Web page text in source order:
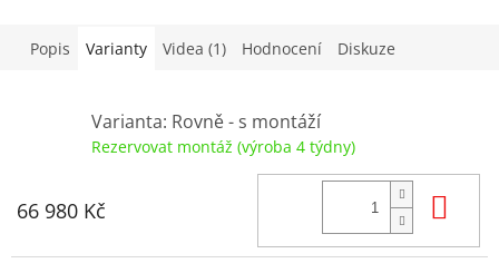
Popis Varianty Videa (1) Hodnocení Diskuze
Varianta: Rovně - s montáží
Rezervovat montáž (výroba 4 týdny)
66 980 Kč